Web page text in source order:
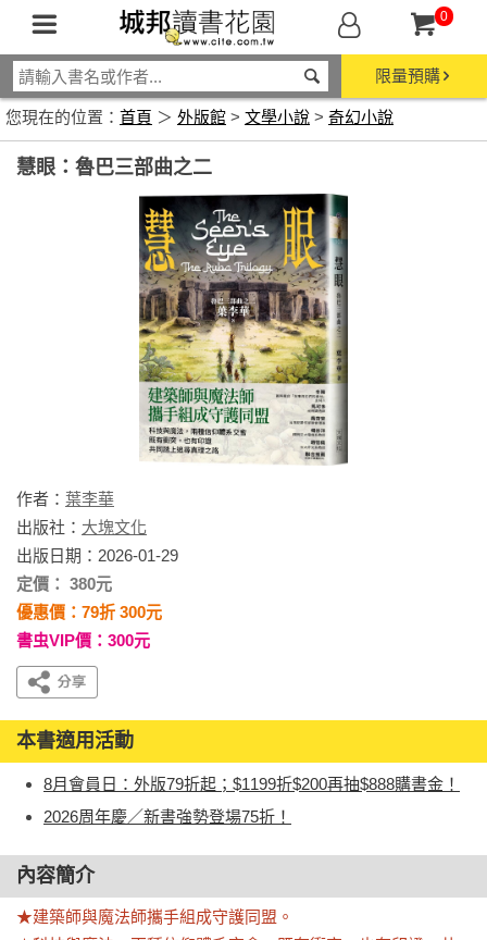
0
限量預購
您現在的位置： 首頁 ＞ 外版館 > 文學小說 > 奇幻小說
慧眼：魯巴三部曲之二
作者： 葉李華
出版社： 大塊文化
出版日期：2026-01-29
定價： 380元
優惠價：79折 300元
書虫VIP價：300元
本書適用活動
8月會員日：外版79折起；$1199折$200再抽$888購書金！
2026周年慶／新書強勢登場75折！
內容簡介
★建築師與魔法師攜手組成守護同盟。